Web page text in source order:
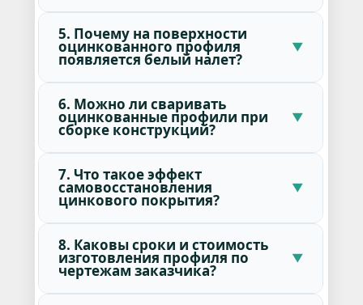
5. Почему на поверхности
оцинкованного профиля
появляется белый налет?
6. Можно ли сваривать
оцинкованные профили при
сборке конструкций?
7. Что такое эффект
самовосстановления
цинкового покрытия?
8. Каковы сроки и стоимость
изготовления профиля по
чертежам заказчика?